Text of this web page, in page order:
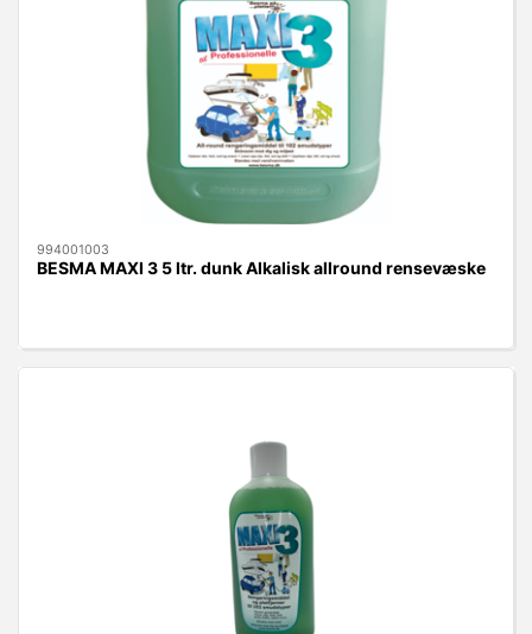
994001003
BESMA MAXI 3 5 ltr. dunk Alkalisk allround rensevæske